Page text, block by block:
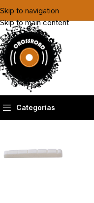
Skip to navigation
Skip to main content
Categorías